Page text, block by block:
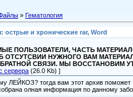
» Гематология
острые и хронические rar, Word
ПОЛЬЗОВАТЕЛИ, ЧАСТЬ
ОТСУТСВИИ НУЖНОГО ВАМ
СВЯЗИ. МЫ ВОССТАНОВИМ
сервера (26.0 Kb) ]
ЛЕЙКОЗ? тогда вам этот архив поможет
олная информация по данному